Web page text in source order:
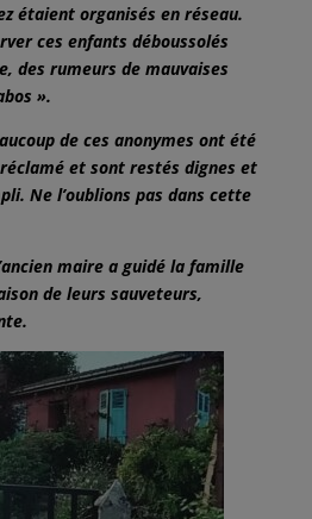
étaient organisés en réseau.
ces enfants déboussolés
des rumeurs de mauvaises
».
de ces anonymes ont été
et sont restés dignes et
Ne l’oublions pas dans cette
maire a guidé la famille
de leurs sauveteurs,